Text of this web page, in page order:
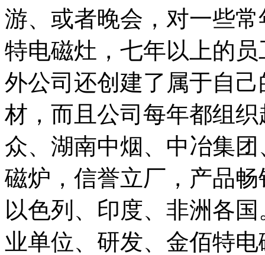
游、或者晚会，对一些
特电磁灶，七年以上的
外公司还创建了属于自
材，而且公司每年都组
众、湖南中烟、中冶集
磁炉，信誉立厂，产品
以色列、印度、非洲各
业单位、研发、金佰特